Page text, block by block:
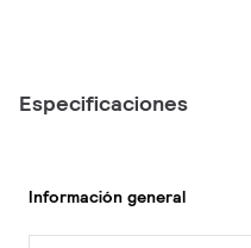
Especificaciones
Información general